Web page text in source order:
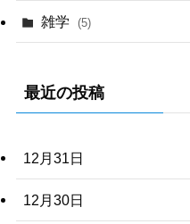
雑学 (5)
最近の投稿
12月31日
12月30日